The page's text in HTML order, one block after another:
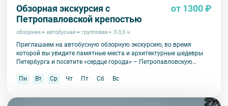
Обзорная экскурсия с
Петропавловской крепостью
от 1300 ₽
обзорная автобусная групповая 3-3,5 ч.
Приглашаем на автобусную обзорную экскурсию, во время
которой вы увидите памятные места и архитектурные шедевры
Петербурга и посетите «сердце города» – Петропавловскую
Пн
Вт Ср Чт Пт Сб Вс